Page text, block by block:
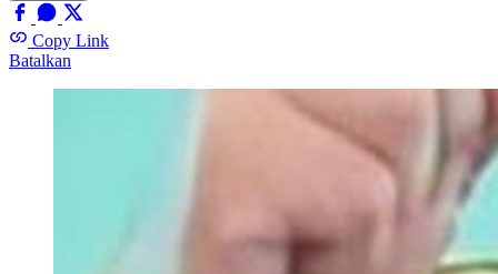
Copy Link
Batalkan